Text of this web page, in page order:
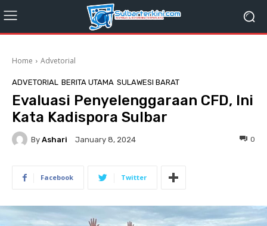
Home Advetorial
ADVETORIAL BERITA UTAMA SULAWESI BARAT
Evaluasi Penyelenggaraan CFD, Ini
Kata Kadispora Sulbar
By Ashari January 8, 2024 0
Facebook Twitter